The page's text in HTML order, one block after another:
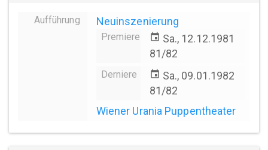
Aufführung Neuinszenierung
Premiere event Sa., 12.12.1981
81/82
Derniere event Sa., 09.01.1982
81/82
Wiener Urania Puppentheater